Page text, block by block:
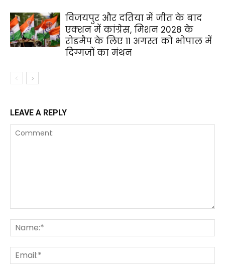
विजयपुर और दतिया में जीत के बाद
एक्शन में कांग्रेस, मिशन 2028 के
रोडमैप के लिए 11 अगस्त को भोपाल में
दिग्गजों का मंथन
LEAVE A REPLY